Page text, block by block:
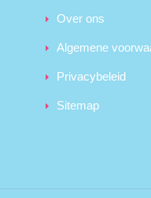
Over ons
Algemene
Privacybeleid
Sitemap